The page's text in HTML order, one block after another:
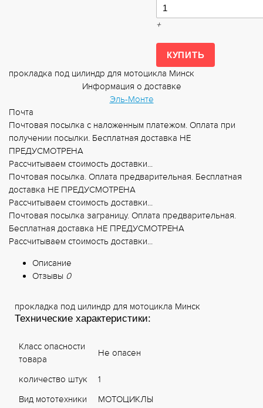
+
прокладка под цилиндр для мотоцикла Минск
Информация о доставке
Эль-Монте
Почта
Почтовая посылка с наложенным платежом. Оплата при
получении посылки. Бесплатная доставка НЕ
ПРЕДУСМОТРЕНА
Рассчитываем стоимость доставки...
Почтовая посылка. Оплата предварительная. Бесплатная
доставка НЕ ПРЕДУСМОТРЕНА
Рассчитываем стоимость доставки...
Почтовая посылка заграницу. Оплата предварительная.
Бесплатная доставка НЕ ПРЕДУСМОТРЕНА
Рассчитываем стоимость доставки...
Описание
Отзывы 0
прокладка под цилиндр для мотоцикла Минск
Технические характеристики:
Класс опасности
товара
Не опасен
количество штук
1
Вид мототехники
МОТОЦИКЛЫ